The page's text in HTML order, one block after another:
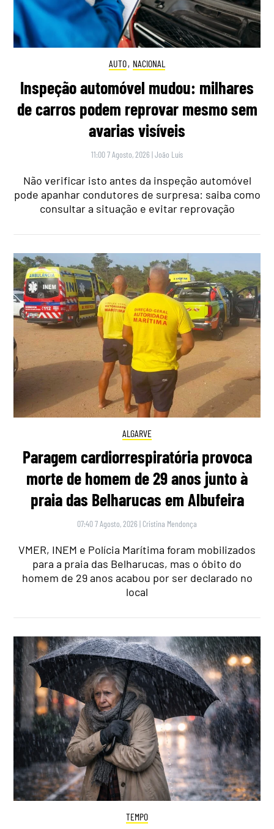
AUTO, NACIONAL
Inspeção automóvel mudou: milhares
de carros podem reprovar mesmo sem
avarias visíveis
11:00 7 Agosto, 2026 |João Luís
Não verificar isto antes da inspeção automóvel
pode apanhar condutores de surpresa: saiba como
consultar a situação e evitar reprovação
ALGARVE
Paragem cardiorrespiratória provoca
morte de homem de 29 anos junto à
praia das Belharucas em Albufeira
07:40 7 Agosto, 2026 | Cristina Mendonça
VMER, INEM e Polícia Marítima foram mobilizados
para a praia das Belharucas, mas o óbito do
homem de 29 anos acabou por ser declarado no
local
TEMPO